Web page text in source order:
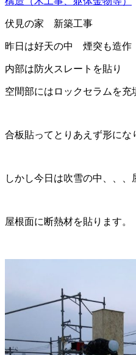
伏見の家 新築工事
昨日は好天の中 煙突も造作
内部は防火スレートを貼り
空間部にはロックセラムを充
合板貼ってとりあえず形にな
しかし今日は吹雪の中、、、
屋根面に断熱材を貼ります。